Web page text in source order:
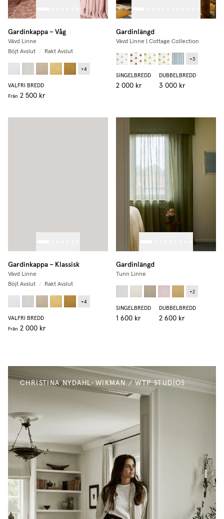
Gardinkappa – Våg
Vävd Linne
Böjt Avslut / Rakt Avslut
+4
VALFRI BREDD
Från 2 500 kr
Gardinlängd
Vävd Linne | Cottage Collection
+3
SINGELBREDD
2 000 kr
DUBBELBREDD
3 000 kr
Gardinkappa – Klassisk
Vävd Linne
Böjt Avslut / Rakt Avslut
+4
VALFRI BREDD
Från 2 000 kr
Gardinlängd
Tunn Linne
+2
SINGELBREDD
1 600 kr
DUBBELBREDD
2 600 kr
CHRISTINA NYDAHL-WIKMAN / WTP STUDIOS